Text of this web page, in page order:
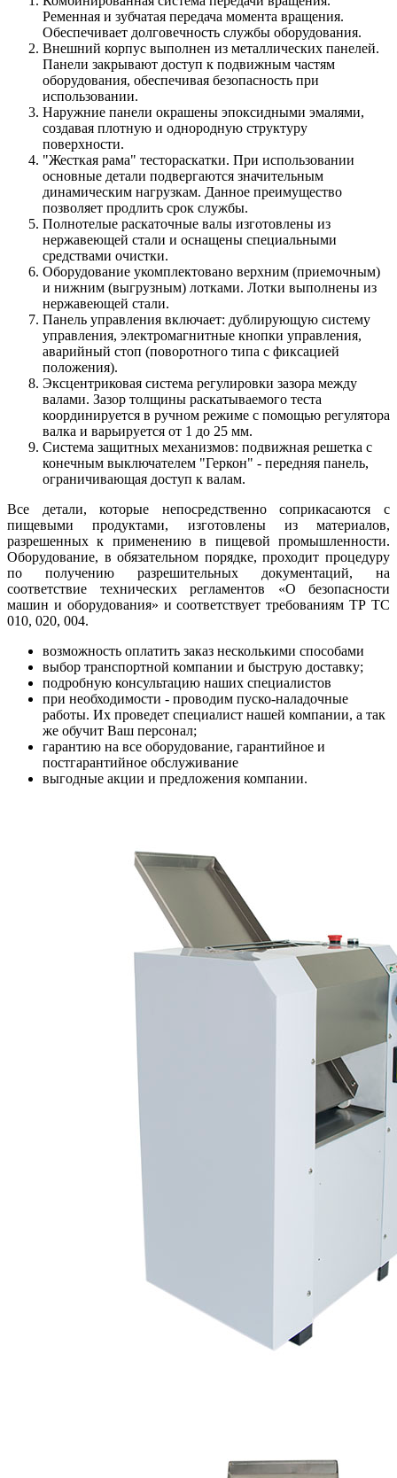
Ременная и зубчатая передача момента вращения.
Обеспечивает долговечность службы оборудования.
Внешний корпус выполнен из металлических панелей.
Панели закрывают доступ к подвижным частям
оборудования, обеспечивая безопасность при
использовании.
Наружние панели окрашены эпоксидными эмалями,
создавая плотную и однородную структуру
поверхности.
"Жесткая рама" тестораскатки. При использовании
основные детали подвергаются значительным
динамическим нагрузкам. Данное преимущество
позволяет продлить срок службы.
Полнотелые раскаточные валы изготовлены из
нержавеющей стали и оснащены специальными
средствами очистки.
Оборудование укомплектовано верхним (приемочным)
и нижним (выгрузным) лотками. Лотки выполнены из
нержавеющей стали.
Панель управления включает: дублирующую систему
управления, электромагнитные кнопки управления,
аварийный стоп (поворотного типа с фиксацией
положения).
Эксцентриковая система регулировки зазора между
валами. Зазор толщины раскатываемого теста
координируется в ручном режиме с помощью регулятора
валка и варьируется от 1 до 25 мм.
Система защитных механизмов: подвижная решетка с
конечным выключателем "Геркон" - передняя панель,
ограничивающая доступ к валам.
Все детали, которые непосредственно соприкасаются с
пищевыми продуктами, изготовлены из материалов,
разрешенных к применению в пищевой промышленности.
Оборудование, в обязательном порядке, проходит процедуру
по получению разрешительных документаций, на
соответствие технических регламентов «О безопасности
машин и оборудования» и соответствует требованиям ТР ТС
010, 020, 004.
возможность оплатить заказ несколькими способами
выбор транспортной компании и быструю доставку;
подробную консультацию наших специалистов
при необходимости - проводим пуско-наладочные
работы. Их проведет специалист нашей компании, а так
же обучит Ваш персонал;
гарантию на все оборудование, гарантийное и
постгарантийное обслуживание
выгодные акции и предложения компании.